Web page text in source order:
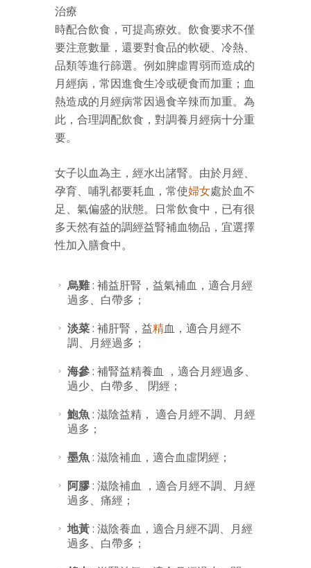
治療
時配合飲食，可提高療效。飲食要求不僅
要注意數量，還要對食品的軟硬、冷熱、
品類等進行篩選。例如脾虛胃弱而造成的
月經病，常因進食生冷或硬食而加重；血
熱造成的月經病常因過食辛辣而加重。為
此，合理調配飲食，對調養月經病十分重
要。
女子以血為主，經水出諸腎。由於月經、
孕育、哺乳都要耗血，常使婦女處於血不
足、氣偏盛的狀態。日常飲食中，已有很
多天然有益的調經益腎補血物品，宜選擇
性加入膳食中。
烏雞: 補益肝腎，益氣補血，適合月經
過多、白帶多；
淡菜: 補肝腎，益精血，適合月經不
調、月經過多；
海參: 補腎益精養血 ，適合月經過多、
過少、白帶多、 閉經；
鮑魚: 滋陰益精， 適合月經不調、月經
過多；
墨魚: 滋陰補血，適合血虛閉經；
阿膠: 滋陰補血 ，適合月經不調、月經
過多、痛經；
地黃: 滋陰養血，適合月經不調、月經
過多、白帶多；